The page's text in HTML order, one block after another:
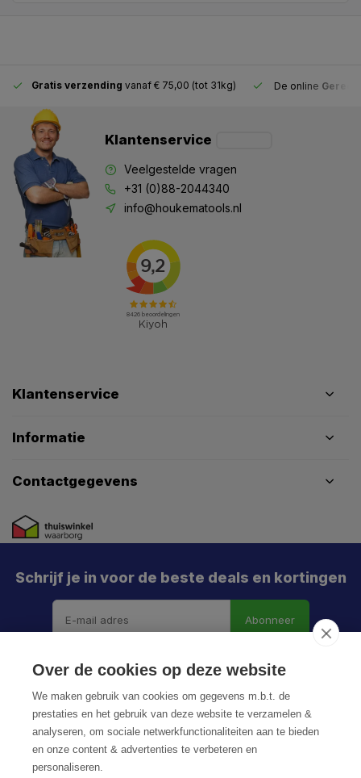
Gratis verzending vanaf € 75,00 (tot 31kg) De online
Klantenservice
Veelgestelde vragen
+31 (0)88-2044340
info@houkematools.nl
Klantenservice
Informatie
Contactgegevens
Schrijf je in voor de beste deals en kortingen
Abonneer
Over de cookies op deze website
We maken gebruik van cookies om gegevens m.b.t. de
prestaties en het gebruik van deze website te verzamelen &
analyseren, om sociale netwerkfunctionaliteiten aan te bieden
en onze content & advertenties te verbeteren en
personaliseren.